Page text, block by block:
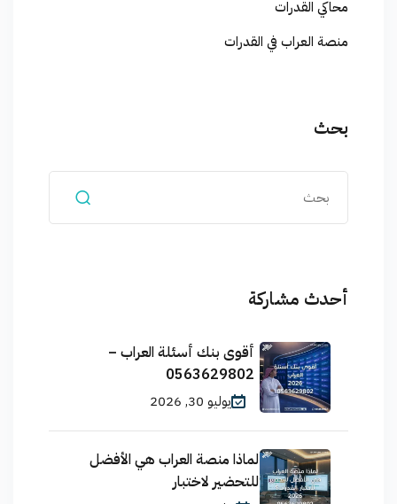
محاكي القدرات
منصة العراب في القدرات
بحث
أحدث مشاركة
أقوى بنك أسئلة العراب –
0563629802
يوليو 30, 2026
لماذا منصة العراب هي الأفضل
للتحضير لاختبار